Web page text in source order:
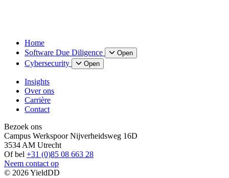
Home
Software Due Diligence
Open
Cybersecurity Open
Insights
Over ons
Carrière
Contact
Bezoek ons
Campus Werkspoor Nijverheidsweg 16D
3534 AM Utrecht
Of bel +31 (0)85 08 663 28
Neem contact op
© 2026 YieldDD